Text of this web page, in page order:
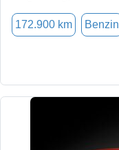
172.900 km Benzin